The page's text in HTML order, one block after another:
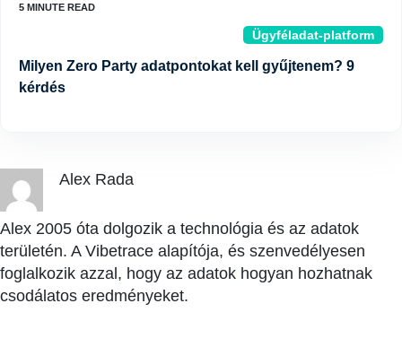
Ügyféladat-platform
Milyen Zero Party adatpontokat kell gyűjtenem? 9
kérdés
Alex Rada
Alex 2005 óta dolgozik a technológia és az adatok
területén. A Vibetrace alapítója, és szenvedélyesen
foglalkozik azzal, hogy az adatok hogyan hozhatnak
csodálatos eredményeket.